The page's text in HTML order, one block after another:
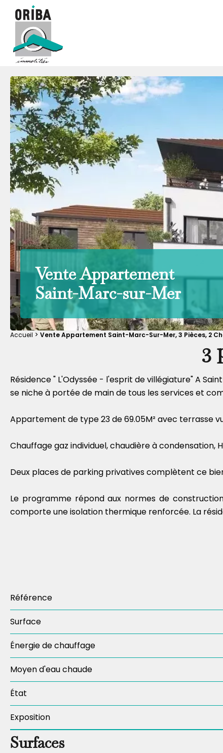
Vente Appartement
Saint-Marc-sur-Mer
Accueil Vente Appartement Saint-Marc-Sur-Mer, 3 Pièces, 2
3
Résidence " L'Odyssée - l'esprit de villégiature" A
se niche à portée de main de tous les services et
Appartement de type 23 de 69.05M² avec terrasse
Chauffage gaz individuel, chaudière à condensation,
Deux places de parking privatives complètent ce
Le programme répond aux normes de
comporte une isolation thermique renforcée. La
Référence
Surface
Énergie de chauffage
Moyen d'eau chaude
État
Exposition
Surfaces